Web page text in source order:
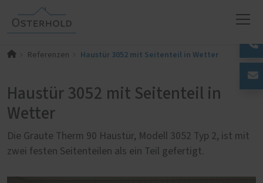
Referenzen Haustür 3052 mit Seitenteil in Wetter
Haustür 3052 mit Seitenteil in
Wetter
Die Graute Therm 90 Haustür, Modell 3052 Typ 2, ist mit
zwei festen Seitenteilen als ein Teil gefertigt.